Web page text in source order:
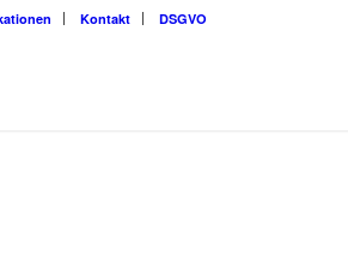
Kontakt DSGVO